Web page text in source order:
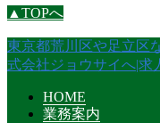
▲TOPへ
東京都荒川区や足立区
式会社ジョウサイへ|求
HOME
業務案内